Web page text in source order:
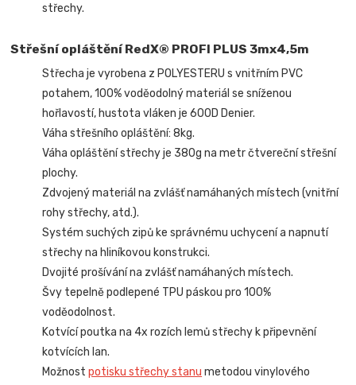
střechy.
Střešní opláštění RedX® PROFI PLUS 3mx4,5m
Střecha je vyrobena z POLYESTERU s vnitřním PVC
potahem, 100% voděodolný materiál se sníženou
hořlavostí, hustota vláken je 600D Denier.
Váha střešního opláštění: 8kg.
Váha opláštění střechy je 380g na metr čtvereční střešní
plochy.
Zdvojený materiál na zvlášť namáhaných místech (vnitřní
rohy střechy, atd.).
Systém suchých zipů ke správnému uchycení a napnutí
střechy na hliníkovou konstrukci.
Dvojité prošívání na zvlášť namáhaných místech.
Švy tepelně podlepené TPU páskou pro 100%
voděodolnost.
Kotvící poutka na 4x rozích lemů střechy k připevnění
kotvících lan.
Možnostpotisku střechy stanu metodou vinylového